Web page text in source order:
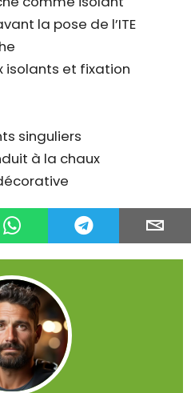
la pose de l’ITE
isolants et fixation
singuliers
à la chaux